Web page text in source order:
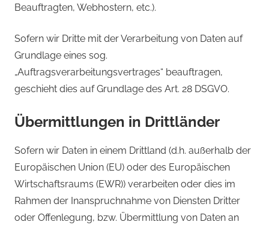
Beauftragten, Webhostern, etc.).
Sofern wir Dritte mit der Verarbeitung von Daten auf
Grundlage eines sog.
„Auftragsverarbeitungsvertrages“ beauftragen,
geschieht dies auf Grundlage des Art. 28 DSGVO.
Übermittlungen in Drittländer
Sofern wir Daten in einem Drittland (d.h. außerhalb der
Europäischen Union (EU) oder des Europäischen
Wirtschaftsraums (EWR)) verarbeiten oder dies im
Rahmen der Inanspruchnahme von Diensten Dritter
oder Offenlegung, bzw. Übermittlung von Daten an